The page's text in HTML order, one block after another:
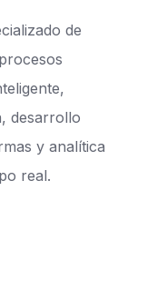
de
desarrollo
y analítica
real.